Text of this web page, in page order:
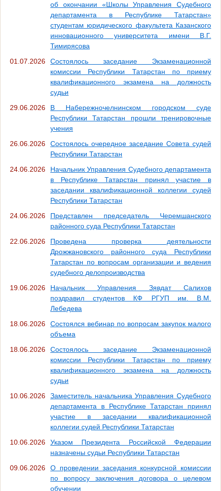
об окончании «Школы Управления Судебного
департамента в Республике Татарстан»
студентам юридического факультета Казанского
инновационного университета имени В.Г.
Тимирясова
01.07.2026
Состоялось заседание Экзаменационной
комиссии Республики Татарстан по приему
квалификационного экзамена на должность
судьи
29.06.2026
В Набережночелнинском городском суде
Республики Татарстан прошли тренировочные
учения
26.06.2026
Состоялось очередное заседание Совета судей
Республики Татарстан
24.06.2026
Начальник Управления Судебного департамента
в Республике Татарстан принял участие в
заседании квалификационной коллегии судей
Республики Татарстан
24.06.2026
Представлен председатель Черемшанского
районного суда Республики Татарстан
22.06.2026
Проведена проверка деятельности
Дрожжановского районного суда Республики
Татарстан по вопросам организации и ведения
судебного делопроизводства
19.06.2026
Начальник Управления Зявдат Салихов
поздравил студентов КФ РГУП им. В.М.
Лебедева
18.06.2026
Состоялся вебинар по вопросам закупок малого
объема
18.06.2026
Состоялось заседание Экзаменационной
комиссии Республики Татарстан по приему
квалификационного экзамена на должность
судьи
10.06.2026
Заместитель начальника Управления Судебного
департамента в Республике Татарстан принял
участие в заседании квалификационной
коллегии судей Республики Татарстан
10.06.2026
Указом Президента Российской Федерации
назначены судьи Республики Татарстан
09.06.2026
О проведении заседания конкурсной комиссии
по вопросу заключения договора о целевом
обучении